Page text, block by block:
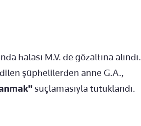
halası M.V. de gözaltına alındı.
şüphelilerden anne G.A.,
suçlamasıyla tutuklandı.